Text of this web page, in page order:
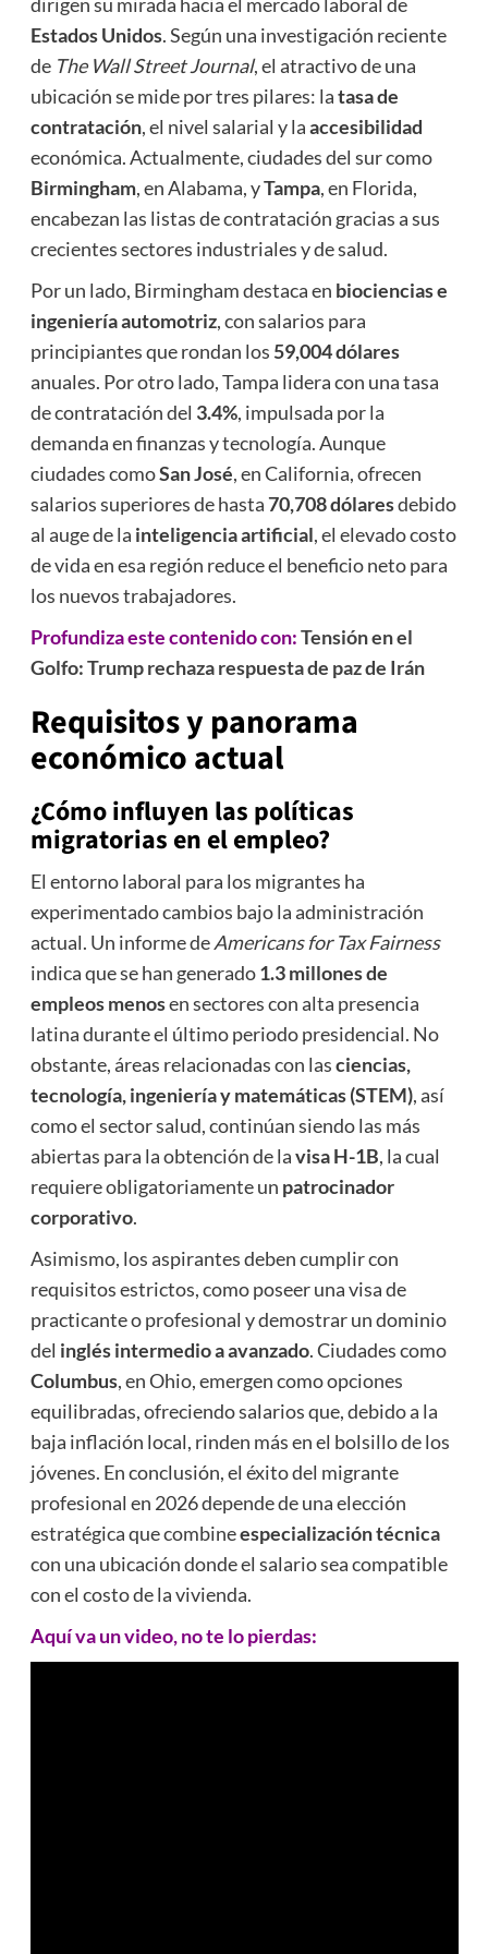
Estados Unidos. Según una investigación reciente
de The Wall Street Journal, el atractivo de una
ubicación se mide por tres pilares: latasa de
contratación, el nivel salarial y laaccesibilidad
económica. Actualmente, ciudades del sur como
Birmingham, en Alabama, yTampa, en Florida,
encabezan las listas de contratación gracias a sus
crecientes sectores industriales y de salud.
Por un lado, Birmingham destaca en biociencias e
ingeniería automotriz, con salarios para
principiantes que rondan los 59,004 dólares
anuales. Por otro lado, Tampa lidera con una tasa
de contratación del 3.4%, impulsada por la
demanda en finanzas y tecnología. Aunque
ciudades comoSan José, en California, ofrecen
salarios superiores de hasta70,708 dólaresdebido
al auge de la inteligencia artificial, el elevado costo
de vida en esa región reduce el beneficio neto para
los nuevos trabajadores.
Profundiza este contenido con:Tensión en el
Golfo: Trump rechaza respuesta de paz de Irán
Requisitos y panorama
económico actual
¿Cómo influyen las políticas
migratorias en el empleo?
El entorno laboral para los migrantes ha
experimentado cambios bajo la administración
actual. Un informe deAmericans for Tax Fairness
indica que se han generado1.3 millones de
empleos menosen sectores con alta presencia
latina durante el último periodo presidencial. No
obstante, áreas relacionadas con lasciencias,
tecnología, ingeniería y matemáticas (STEM), así
como el sector salud, continúan siendo las más
abiertas para la obtención de lavisa H-1B, la cual
requiere obligatoriamente un patrocinador
corporativo.
Asimismo, los aspirantes deben cumplir con
requisitos estrictos, como poseer una visa de
practicante o profesional y demostrar un dominio
del inglés intermedio a avanzado. Ciudades como
Columbus, en Ohio, emergen como opciones
equilibradas, ofreciendo salarios que, debido a la
baja inflación local, rinden más en el bolsillo de los
jóvenes. En conclusión, el éxito del migrante
profesional en 2026 depende de una elección
estratégica que combineespecialización técnica
con una ubicación donde el salario sea compatible
con el costo de la vivienda.
Aquí va un video, no te lo pierdas: